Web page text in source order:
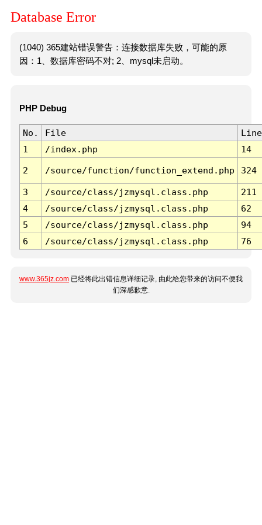
Database Error
(1040) 365建站错误警告：连接数据库失败，可能的原
因：1、数据库密码不对; 2、mysql未启动。
PHP Debug
No. File
Line
1
/index.php 14
2 /source/function/function_extend.php 324
3 /source/class/jzmysql.class.php
211
4
/source/class/jzmysql.class.php
62
5
/source/class/jzmysql.class.php
94
6
/source/class/jzmysql.class.php 76
www.365jz.com 已经将此出错信息详细记录, 由此给您带来的访问不便我
们深感歉意.